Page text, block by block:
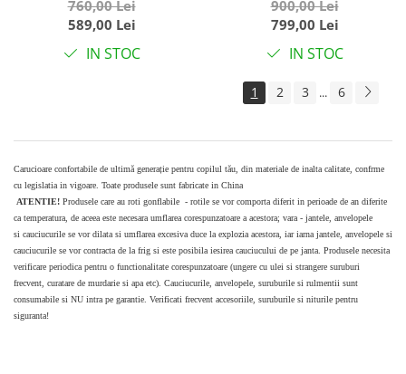
reversibil, pozitie de
somn, pliabil, cu husa si
geanta
760,00 Lei
589,00 Lei
IN STOC
scoica, pliabil, reversibil,
588 Negru
900,00 Lei
799,00 Lei
IN STOC
1 2 3 ... 6
Carucioare confortabile de ultimă generație pentru copilul tău, din materiale de inalta calitate, confrme
cu legislatia in vigoare. Toate produsele sunt fabricate in China
ATENTIE! Produsele care au roti gonflabile - rotile se vor comporta diferit in perioade de an diferite
ca temperatura, de aceea este necesara umflarea corespunzatoare a acestora; vara - jantele, anvelopele
si cauciucurile se vor dilata si umflarea excesiva duce la explozia acestora, iar iarna jantele, anvelopele si
cauciucurile se vor contracta de la frig si este posibila iesirea cauciucului de pe janta. Produsele necesita
verificare periodica pentru o functionalitate corespunzatoare (ungere cu ulei si strangere suruburi
frecvent, curatare de murdarie si apa etc). Cauciucurile, anvelopele, suruburile si rulmentii sunt
consumabile si NU intra pe garantie. Verificati frecvent accesoriile, suruburile si niturile pentru
siguranta!